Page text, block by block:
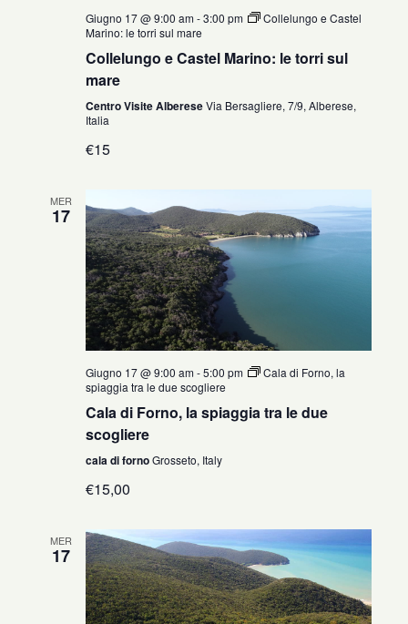
Giugno 17 @ 9:00 am-3:00 pm
Collelungo e Castel
Marino: le torri sul mare
Collelungo e Castel Marino: le torri sul
mare
Centro Visite AlbereseVia Bersagliere, 7/9, Alberese,
Italia
€15
MER
17
Giugno 17 @ 9:00 am-5:00 pm
Cala di Forno, la
spiaggia tra le due scogliere
Cala di Forno, la spiaggia tra le due
scogliere
cala di fornoGrosseto, Italy
€15,00
MER
17